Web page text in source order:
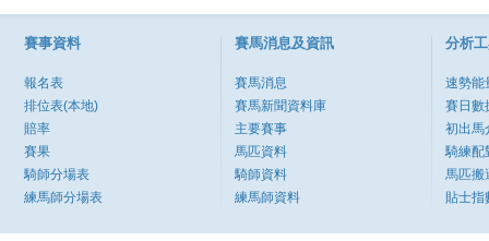
賽事資料
報名表
排位表(本地)
賠率
賽果
騎師分場表
練馬師分場表
賽馬消息及資訊
賽馬消息
賽馬新聞資料庫
主要賽事
馬匹資料
騎師資料
練馬師資料
分析
速勢能
賽日數
初出馬
騎練配
馬匹搬
貼士指